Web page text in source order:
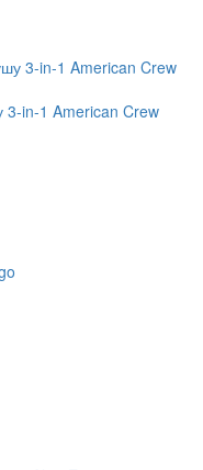
3-in-1 American Crew